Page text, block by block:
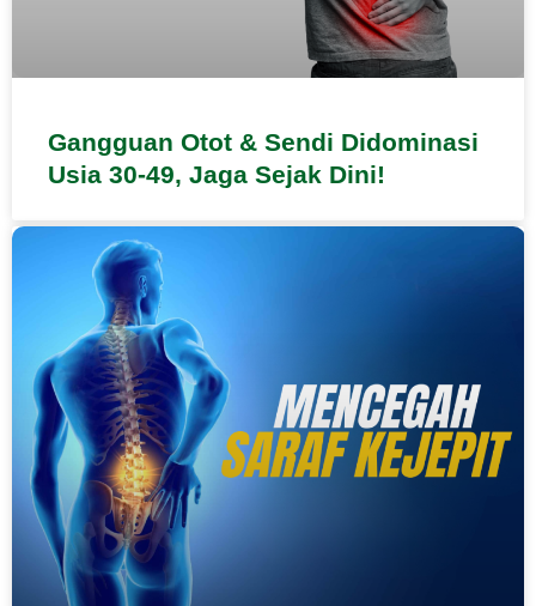
Gangguan Otot & Sendi Didominasi
Usia 30-49, Jaga Sejak Dini!